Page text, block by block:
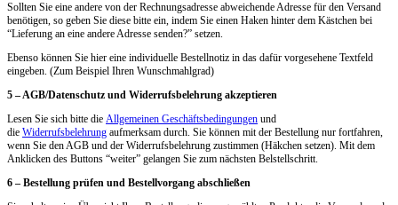
Sollten Sie eine andere von der Rechnungsadresse abweichende Adresse für den Versand
benötigen, so geben Sie diese bitte ein, indem Sie einen Haken hinter dem Kästchen bei
“Lieferung an eine andere Adresse senden?” setzen.
Ebenso können Sie hier eine individuelle Bestellnotiz in das dafür vorgesehene Textfeld
eingeben. (Zum Beispiel Ihren Wunschmahlgrad)
5 – AGB/Datenschutz und Widerrufsbelehrung akzeptieren
Lesen Sie sich bitte die Allgemeinen Geschäftsbedingungen und
die Widerrufsbelehrung aufmerksam durch. Sie können mit der Bestellung nur fortfahren,
wenn Sie den AGB und der Widerrufsbelehrung zustimmen (Häkchen setzen). Mit dem
Anklicken des Buttons “weiter” gelangen Sie zum nächsten Belstellschritt.
6 – Bestellung prüfen und Bestellvorgang abschließen